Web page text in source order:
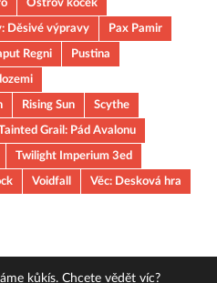
Děsivé výpravy
Pax Pamir
Regni
Pustina
Rising Sun
Scythe
Grail: Pád Avalonu
Twilight Imperium 3ed
Voidfall Věc: Desková hra
kůkís. Chcete vědět víc?